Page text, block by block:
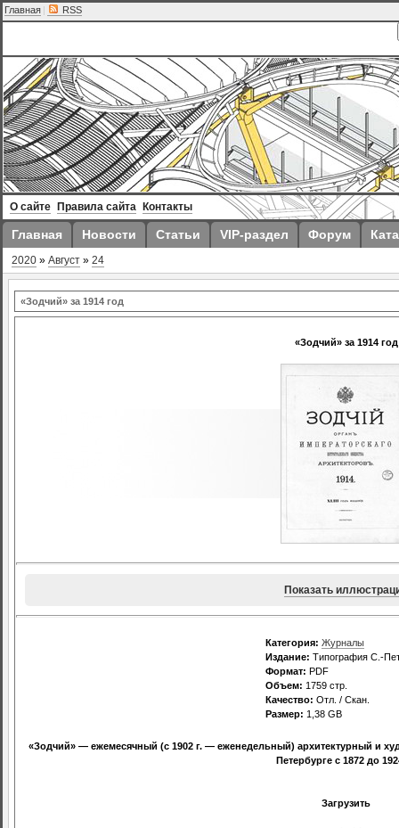
Главная | RSS
О сайте Правила сайта Контакты
Главная Новости Статьи VIP-раздел Форум
2020 » Август » 24
«Зодчий» за 1914 год
«Зодчий» за 1914 год
Показать
Категория: Журналы
Издание: Типография С.-
Формат: PDF
Объем: 1759 стр.
Качество: Отл. / Скан.
Размер: 1,38 GB
«Зодчий» — ежемесячный (с 1902 г. — еженедельный) архитектурный и
Петербурге с 1872 до
Загрузить